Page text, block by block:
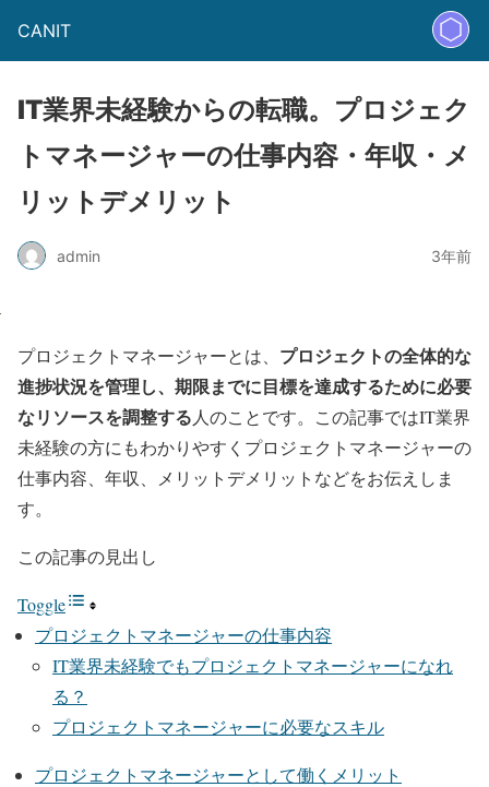
CANIT
IT業界未経験からの転職。プロジェク
トマネージャーの仕事内容・年収・メ
リットデメリット
admin 3年前
プロジェクトマネージャーとは、 プロジェクトの全体的な
進捗状況を管理し、期限までに目標を達成するために必要
なリソースを調整する 人のことです。この記事ではIT業界
未経験の方にもわかりやすくプロジェクトマネージャーの
仕事内容、年収、メリットデメリットなどをお伝えしま
す。
この記事の見出し
Toggle
プロジェクトマネージャーの仕事内容
IT業界未経験でもプロジェクトマネージャーになれ
る？
プロジェクトマネージャーに必要なスキル
プロジェクトマネージャーとして働くメリット